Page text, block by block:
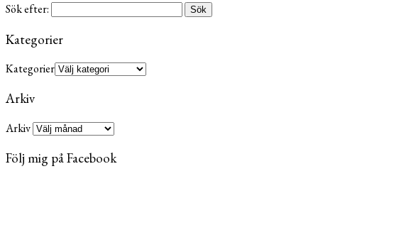
Sök efter:
Kategorier
Kategorier
Arkiv
Arkiv
Följ mig på Facebook